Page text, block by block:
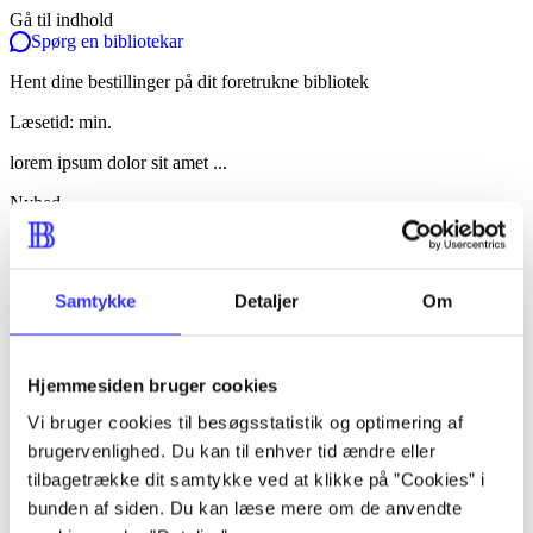
Samtykke Detaljer Om
Hjemmesiden bruger cookies
Vi bruger cookies til besøgsstatistik og optimering af
brugervenlighed. Du kan til enhver tid ændre eller
tilbagetrække dit samtykke ved at klikke på ”Cookies” i
bunden af siden. Du kan læse mere om de anvendte
Gå til indhold
Spørg en bibliotekar
Hent dine bestillinger på dit foretrukne bibliotek
Læsetid: min.
lorem ipsum dolor sit amet ...
Nyhed
lorem ipsum dolor sit amet ...
lorem ipsum dolor sit amet ...
lorem ipsum dolor sit amet ...
lorem ipsum dolor sit amet ...